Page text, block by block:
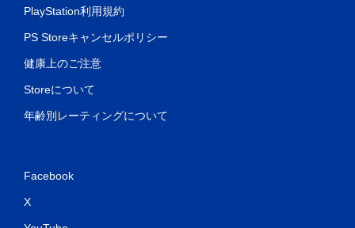
PlayStation利用規約
PS Storeキャンセルポリシー
健康上のご注意
Storeについて
年齢別レーティングについて
Facebook
X